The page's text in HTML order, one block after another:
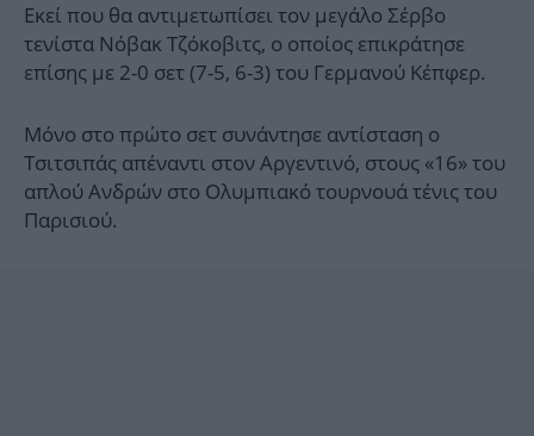
Εκεί που θα αντιμετωπίσει τον μεγάλο Σέρβο
τενίστα Νόβακ Τζόκοβιτς, ο οποίος επικράτησε
επίσης με 2-0 σετ (7-5, 6-3) του Γερμανού Κέπφερ.
Μόνο στο πρώτο σετ συνάντησε αντίσταση ο
Τσιτσιπάς απέναντι στον Αργεντινό, στους «16» του
απλού Ανδρών στο Ολυμπιακό τουρνουά τένις του
Παρισιού.